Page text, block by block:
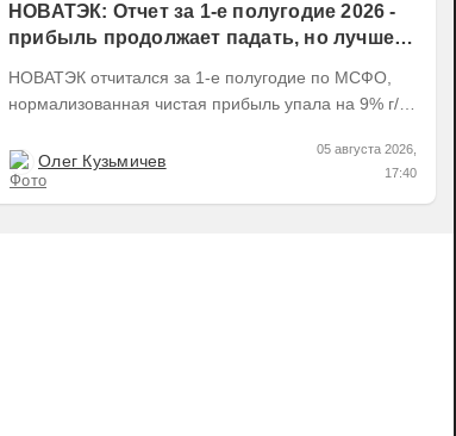
НОВАТЭК: Отчет за 1-е полугодие 2026 -
прибыль продолжает падать, но лучшее
НОВАТЭК отчитался за 1-е полугодие по МСФО,
нормализованная чистая прибыль упала на 9% г/г
Олег Кузьмичев
05 августа 2026,
17:40